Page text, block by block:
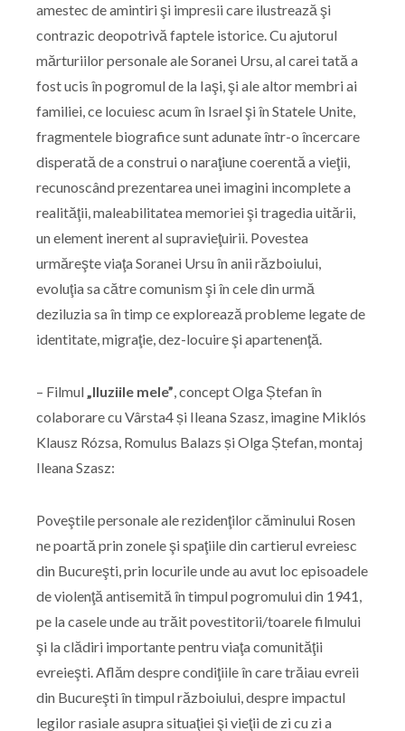
amestec de amintiri şi impresii care ilustrează şi
contrazic deopotrivă faptele istorice. Cu ajutorul
mărturiilor personale ale Soranei Ursu, al carei tată a
fost ucis în pogromul de la Iaşi, şi ale altor membri ai
familiei, ce locuiesc acum în Israel şi în Statele Unite,
fragmentele biografice sunt adunate într-o încercare
disperată de a construi o naraţiune coerentă a vieţii,
recunoscând prezentarea unei imagini incomplete a
realităţii, maleabilitatea memoriei şi tragedia uitării,
un element inerent al supravieţuirii. Povestea
urmăreşte viaţa Soranei Ursu în anii războiului,
evoluţia sa către comunism şi în cele din urmă
deziluzia sa în timp ce explorează probleme legate de
identitate, migraţie, dez-locuire şi apartenenţă.
– Filmul„Iluziile mele”, concept Olga Ștefan în
colaborare cu Vârsta4 și Ileana Szasz, imagine Miklós
Klausz Rózsa, Romulus Balazs și Olga Ștefan, montaj
Ileana Szasz:
Poveştile personale ale rezidenţilor căminului Rosen
ne poartă prin zonele şi spaţiile din cartierul evreiesc
din Bucureşti, prin locurile unde au avut loc episoadele
de violenţă antisemită în timpul pogromului din 1941,
pe la casele unde au trăit povestitorii/toarele filmului
şi la clădiri importante pentru viaţa comunităţii
evreieşti. Aflăm despre condiţiile în care trăiau evreii
din Bucureşti în timpul războiului, despre impactul
legilor rasiale asupra situaţiei şi vieţii de zi cu zi a